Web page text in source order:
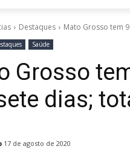
Destaques Mato Grosso tem
Saúde
Grosso
dias;
17 de agosto de 2020